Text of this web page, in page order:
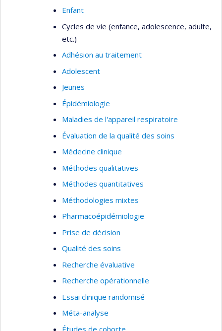
Enfant
Cycles de vie (enfance, adolescence, adulte,
etc.)
Adhésion au traitement
Adolescent
Jeunes
Épidémiologie
Maladies de l'appareil respiratoire
Évaluation de la qualité des soins
Médecine clinique
Méthodes qualitatives
Méthodes quantitatives
Méthodologies mixtes
Pharmacoépidémiologie
Prise de décision
Qualité des soins
Recherche évaluative
Recherche opérationnelle
Essai clinique randomisé
Méta-analyse
Études de cohorte